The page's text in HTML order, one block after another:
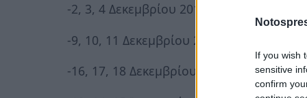
If you wish
sensitive
confirm
-2, 3, 4 Δεκεμβρίου 2016
-9, 10, 11 Δεκεμβρίου 2016
-16, 17, 18 Δεκεμβρίου 2016